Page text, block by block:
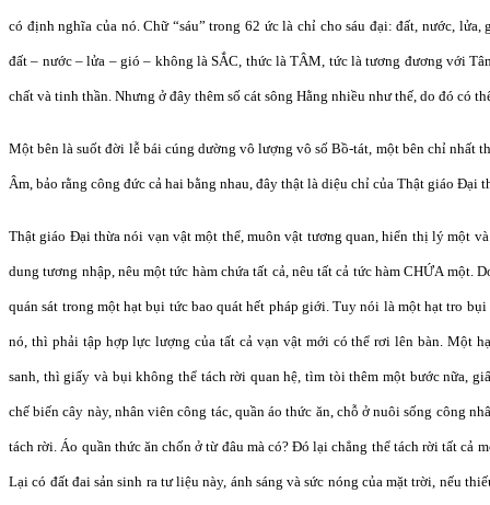
có định nghĩa của nó. Chữ “sáu” trong 62 ức là chỉ cho sáu đại: đất, nước, lửa,
đất – nước – lửa – gió – không là SẮC, thức là TÂM, tức là tương đương với
chất và tinh thần. Nhưng ở đây thêm số cát sông Hằng nhiều như thế, do đó có
Một bên là suốt đời lễ bái cúng dường vô lượng vô số Bồ-tát, một bên chỉ nhất
Âm, bảo rằng công đức cả hai bằng nhau, đây thật là diệu chỉ của Thật giáo Đại
Thật giáo Đại thừa nói vạn vật một thể, muôn vật tương quan, hiển thị lý một
dung tương nhập, nêu một tức hàm chứa tất cả, nêu tất cả tức hàm CHỨA một.
quán sát trong một hạt bụi tức bao quát hết pháp giới. Tuy nói là một hạt tro
nó, thì phải tập hợp lực lượng của tất cả vạn vật mới có thể rơi lên bàn. Một
sanh, thì giấy và bụi không thể tách rời quan hệ, tìm tòi thêm một bước nữa,
chế biến cây này, nhân viên công tác, quần áo thức ăn, chỗ ở nuôi sống công
tách rời. Áo quần thức ăn chốn ở từ đâu mà có? Đó lại chẳng thể tách rời tất cả
Lại có đất đai sản sinh ra tư liệu này, ánh sáng và sức nóng của mặt trời, nếu